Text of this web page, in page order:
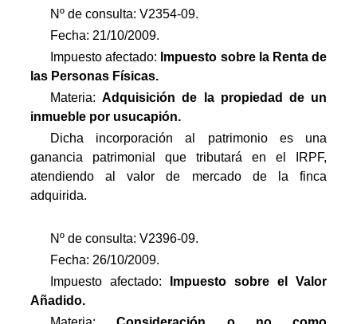
Nº de consulta: V2354-09.
Fecha: 21/10/2009.
Impuesto afectado: Impuesto sobre la Renta de
las Personas Físicas.
Materia:Adquisición de la propiedad de un
inmueble por usucapión.
Dicha incorporación al patrimonio es una
ganancia patrimonial que tributará en el IRPF,
atendiendo al valor de mercado de la finca
adquirida.
Nº de consulta: V2396-09.
Fecha: 26/10/2009.
Impuesto afectado:
Impuesto sobre el Valor
Añadido.